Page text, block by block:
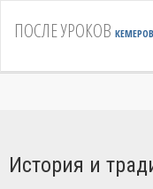
ПОСЛЕ УРОКОВ
История и